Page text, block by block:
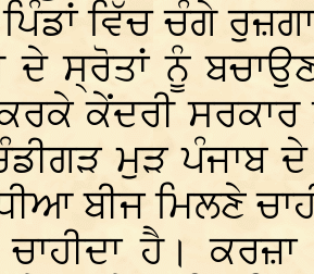
ਵਿੱਚ ਚੰਗੇ
ਦੇ ਸ੍ਰੋਤਾਂ ਨੂੰ
ਕੇਂਦਰੀ ਸਰਕਾਰ
ਮੁੜ ਪੰਜਾਬ
ਬੀਜ ਮਿਲਣੇ
ਚਾਹੀਦਾ ਹੈ।